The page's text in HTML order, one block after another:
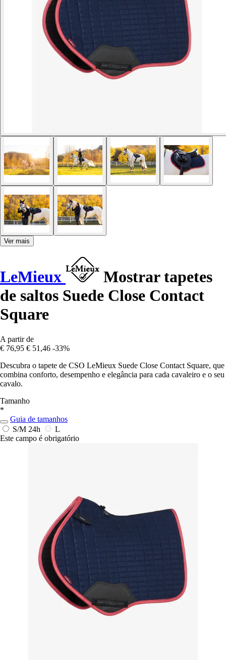
Ver mais
LeMieux
Mostrar tapetes
de saltos Suede Close Contact
Square
A partir de
€ 76,95 € 51,46 -33%
Descubra o tapete de CSO LeMieux Suede Close Contact Square, que
combina conforto, desempenho e elegância para cada cavaleiro e o seu
cavalo.
Tamanho
*
Guia de tamanhos
S/M 24h
L
Este campo é obrigatório